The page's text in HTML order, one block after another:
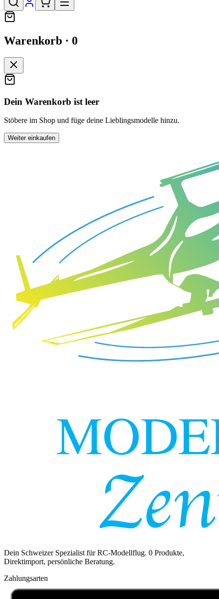
Warenkorb · 0
Dein Warenkorb ist leer
Stöbere im Shop und füge deine Lieblingsmodelle hinzu.
Weiter einkaufen
Dein Schweizer Spezialist für RC-Modellflug. 0 Produkte,
Direktimport, persönliche Beratung.
Zahlungsarten